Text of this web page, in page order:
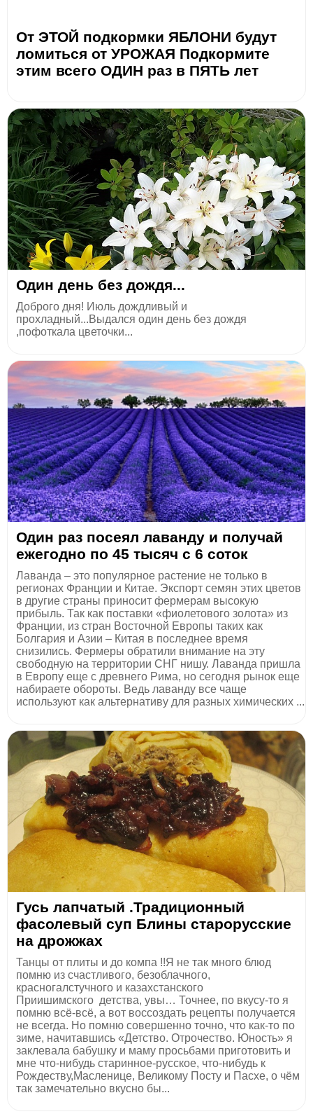
От ЭТОЙ подкормки ЯБЛОНИ будут
ломиться от УРОЖАЯ Подкормите
этим всего ОДИН раз в ПЯТЬ лет
Один день без дождя...
Доброго дня! Июль дождливый и
прохладный...Выдался один день без дождя
,пофоткала цветочки...
Один раз посеял лаванду и получай
ежегодно по 45 тысяч с 6 соток
Лаванда – это популярное растение не только в
регионах Франции и Китае. Экспорт семян этих цветов
в другие страны приносит фермерам высокую
прибыль. Так как поставки «фиолетового золота» из
Франции, из стран Восточной Европы таких как
Болгария и Азии – Китая в последнее время
снизились. Фермеры обратили внимание на эту
свободную на территории СНГ нишу. Лаванда пришла
в Европу еще с древнего Рима, но сегодня рынок еще
набираете обороты. Ведь лаванду все чаще
используют как альтернативу для разных химических ...
Гусь лапчатый .Традиционный
фасолевый суп Блины старорусские
на дрожжах
Танцы от плиты и до компа !!Я не так много блюд
помню из счастливого, безоблачного,
красногалстучного и казахстанского
Приишимского детства, увы… Точнее, по вкусу-то я
помню всё-всё, а вот воссоздать рецепты получается
не всегда. Но помню совершенно точно, что как-то по
зиме, начитавшись «Детство. Отрочество. Юность» я
заклевала бабушку и маму просьбами приготовить и
мне что-нибудь старинное-русское, что-нибудь к
Рождеству,Масленице, Великому Посту и Пасхе, о чём
так замечательно вкусно бы...